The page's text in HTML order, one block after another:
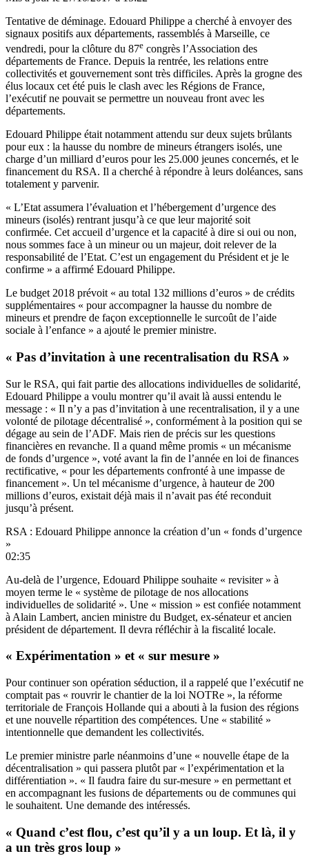
Tentative de déminage. Edouard Philippe a cherché à envoyer des
signaux positifs aux départements, rassemblés à Marseille, ce
vendredi, pour la clôture du 87e congrès l’Association des
départements de France. Depuis la rentrée, les relations entre
collectivités et gouvernement sont très difficiles. Après la grogne des
élus locaux cet été puis le clash avec les Régions de France,
l’exécutif ne pouvait se permettre un nouveau front avec les
départements.
Edouard Philippe était notamment attendu sur deux sujets brûlants
pour eux : la hausse du nombre de mineurs étrangers isolés, une
charge d’un milliard d’euros pour les 25.000 jeunes concernés, et le
financement du RSA. Il a cherché à répondre à leurs doléances, sans
totalement y parvenir.
« L’Etat assumera l’évaluation et l’hébergement d’urgence des
mineurs (isolés) rentrant jusqu’à ce que leur majorité soit
confirmée. Cet accueil d’urgence et la capacité à dire si oui ou non,
nous sommes face à un mineur ou un majeur, doit relever de la
responsabilité de l’Etat. C’est un engagement du Président et je le
confirme » a affirmé Edouard Philippe.
Le budget 2018 prévoit « au total 132 millions d’euros » de crédits
supplémentaires « pour accompagner la hausse du nombre de
mineurs et prendre de façon exceptionnelle le surcoût de l’aide
sociale à l’enfance » a ajouté le premier ministre.
« Pas d’invitation à une recentralisation du RSA »
Sur le RSA, qui fait partie des allocations individuelles de solidarité,
Edouard Philippe a voulu montrer qu’il avait là aussi entendu le
message : « Il n’y a pas d’invitation à une recentralisation, il y a une
volonté de pilotage décentralisé », conformément à la position qui se
dégage au sein de l’ADF. Mais rien de précis sur les questions
financières en revanche. Il a quand même promis « un mécanisme
de fonds d’urgence », voté avant la fin de l’année en loi de finances
rectificative, « pour les départements confronté à une impasse de
financement ». Un tel mécanisme d’urgence, à hauteur de 200
millions d’euros, existait déjà mais il n’avait pas été reconduit
jusqu’à présent.
RSA : Edouard Philippe annonce la création d’un « fonds d’urgence
»
02:35
Au-delà de l’urgence, Edouard Philippe souhaite « revisiter » à
moyen terme le « système de pilotage de nos allocations
individuelles de solidarité ». Une « mission » est confiée notamment
à Alain Lambert, ancien ministre du Budget, ex-sénateur et ancien
président de département. Il devra réfléchir à la fiscalité locale.
« Expérimentation » et « sur mesure »
Pour continuer son opération séduction, il a rappelé que l’exécutif ne
comptait pas « rouvrir le chantier de la loi NOTRe », la réforme
territoriale de François Hollande qui a abouti à la fusion des régions
et une nouvelle répartition des compétences. Une « stabilité »
intentionnelle que demandent les collectivités.
Le premier ministre parle néanmoins d’une « nouvelle étape de la
décentralisation » qui passera plutôt par « l’expérimentation et la
différentiation ». « Il faudra faire du sur-mesure » en permettant et
en accompagnant les fusions de départements ou de communes qui
le souhaitent. Une demande des intéressés.
« Quand c’est flou, c’est qu’il y a un loup. Et là, il y
a un très gros loup »